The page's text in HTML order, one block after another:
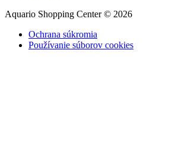
Aquario Shopping Center © 2026
Ochrana súkromia
Používanie súborov cookies